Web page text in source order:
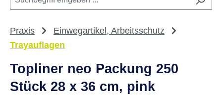
Praxis
Einwegartikel, Arbeitsschutz
Trayauflagen
Topliner neo Packung 250
Stück 28 x 36 cm, pink